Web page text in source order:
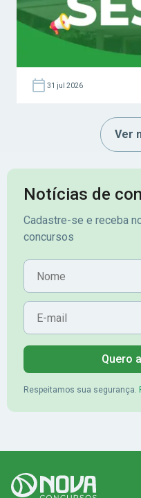
31 jul 2026
Ver
Notícias de
Cadastre-se e receba
concursos
Nome
E-mail
Quero
Respeitamos sua segurança.